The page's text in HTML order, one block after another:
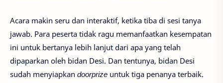
Acara makin seru dan interaktif, ketika tiba di sesi tanya
jawab. Para peserta tidak ragu memanfaatkan kesempatan
ini untuk bertanya lebih lanjut dari apa yang telah
dipaparkan oleh bidan Desi. Dan tentunya, bidan Desi
sudah menyiapkan doorprize untuk tiga penanya terbaik.